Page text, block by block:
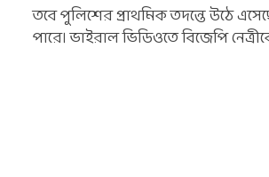
তবে পুলিশের প্রাথমিক তদন্তে উঠে
পারে। ভাইরাল ভিডিওতে বিজেপি